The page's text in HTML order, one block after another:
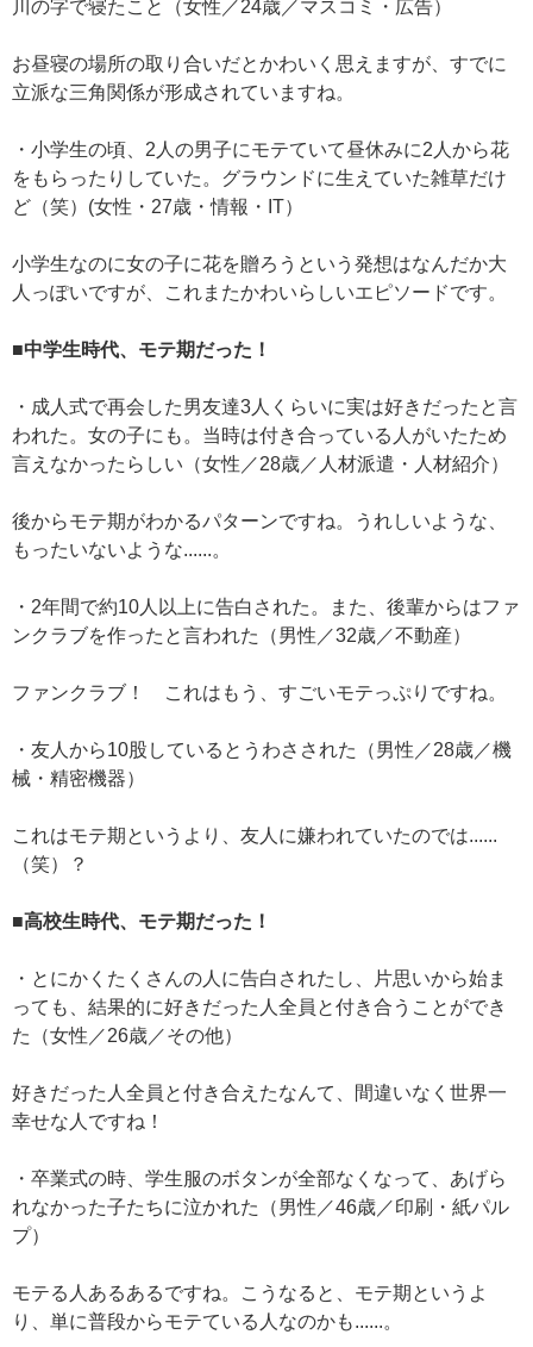
川の字で寝たこと（女性／24歳／マスコミ・広告）
お昼寝の場所の取り合いだとかわいく思えますが、すでに
立派な三角関係が形成されていますね。
・小学生の頃、2人の男子にモテていて昼休みに2人から花
をもらったりしていた。グラウンドに生えていた雑草だけ
ど（笑）(女性・27歳・情報・IT）
小学生なのに女の子に花を贈ろうという発想はなんだか大
人っぽいですが、これまたかわいらしいエピソードです。
■中学生時代、モテ期だった！
・成人式で再会した男友達3人くらいに実は好きだったと言
われた。女の子にも。当時は付き合っている人がいたため
言えなかったらしい（女性／28歳／人材派遣・人材紹介）
後からモテ期がわかるパターンですね。うれしいような、
もったいないような......。
・2年間で約10人以上に告白された。また、後輩からはファ
ンクラブを作ったと言われた（男性／32歳／不動産）
ファンクラブ！ これはもう、すごいモテっぷりですね。
・友人から10股しているとうわさされた（男性／28歳／機
械・精密機器）
これはモテ期というより、友人に嫌われていたのでは......
（笑）？
■高校生時代、モテ期だった！
・とにかくたくさんの人に告白されたし、片思いから始ま
っても、結果的に好きだった人全員と付き合うことができ
た（女性／26歳／その他）
好きだった人全員と付き合えたなんて、間違いなく世界一
幸せな人ですね！
・卒業式の時、学生服のボタンが全部なくなって、あげら
れなかった子たちに泣かれた（男性／46歳／印刷・紙パル
プ）
モテる人あるあるですね。こうなると、モテ期というよ
り、単に普段からモテている人なのかも......。